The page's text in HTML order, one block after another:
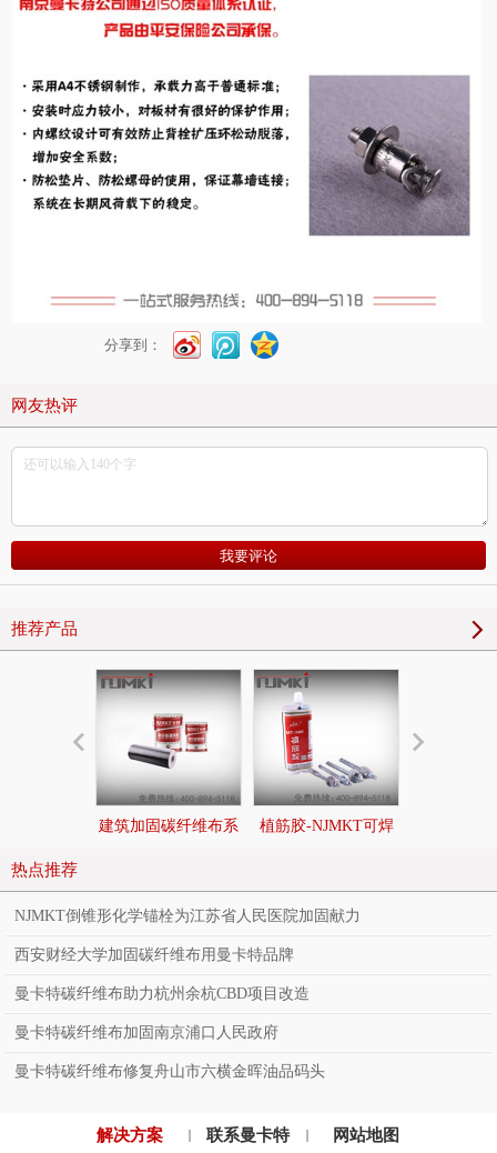
分享到：
网友热评
推荐产品
建筑加固碳纤维布系 植筋胶-NJMKT可焊
热点推荐
NJMKT倒锥形化学锚栓为江苏省人民医院加固献力
西安财经大学加固碳纤维布用曼卡特品牌
曼卡特碳纤维布助力杭州余杭CBD项目改造
曼卡特碳纤维布加固南京浦口人民政府
曼卡特碳纤维布修复舟山市六横金晖油品码头
解决方案 联系曼卡特 网站地图